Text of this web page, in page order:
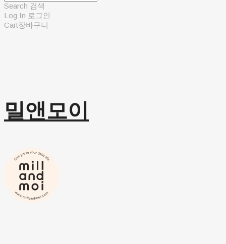
Search 검색
Log In 로그인
Cart장바구니
밀앤모이